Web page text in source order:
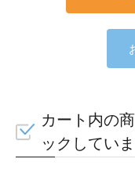
カート内の
ックしてい